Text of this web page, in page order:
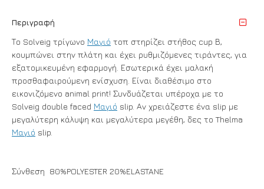
Περιγραφή
Το Solveig τρίγωνο Μαγιό τοπ στηρίζει στήθος cup Β,
κουμπώνει στην πλάτη και έχει ρυθμιζόμενες τιράντες, για
εξατομικευμένη εφαρμογή. Εσωτερικά έχει μαλακή
προσθαφαιρούμενη ενίσχυση. Είναι διαθέσιμο στο
εικονιζόμενο animal print! Συνδυάζεται υπέροχα με το
Solveig double faced Μαγιό slip. Αν χρειάζεστε ένα slip με
μεγαλύτερη κάλυψη και μεγαλύτερα μεγέθη, δες το Thelma
Μαγιό slip.
Σύνθεση 80%POLYESTER 20%ELASTANE